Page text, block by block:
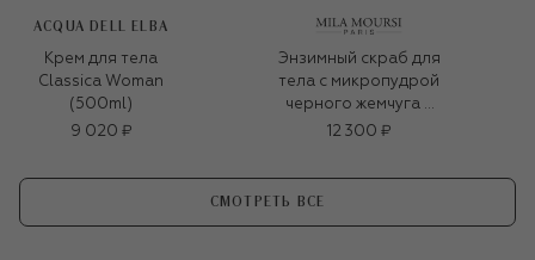
ACQUA DELL ELBA
Крем для тела
Classica Woman
(500ml)
9 020 ₽
Энзимный скраб для
тела с микропудрой
черного жемчуга и
кокосовой
12 300 ₽
СМОТРЕТЬ ВСЕ